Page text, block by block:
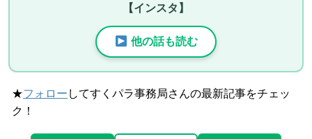
【インスタ】
他の話も読む
★フォロー してすくパラ事務局さんの最新記事をチェッ
ク！